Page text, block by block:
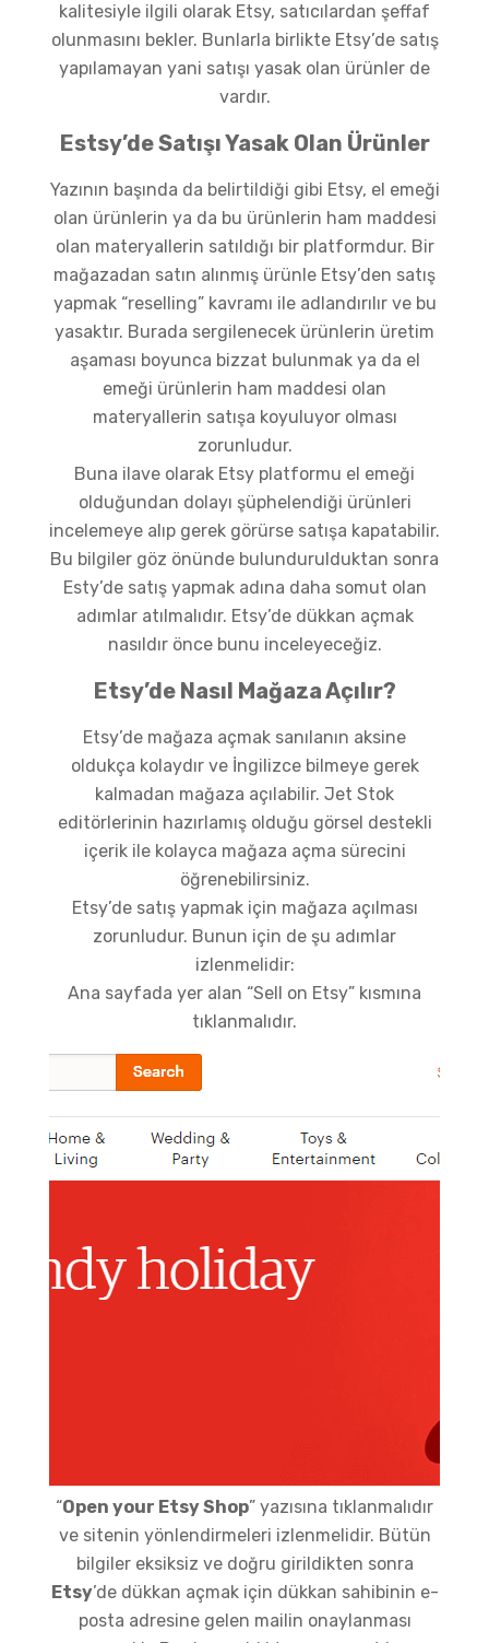
kalitesiyle ilgili olarak Etsy, satıcılardan şeffaf
olunmasını bekler. Bunlarla birlikte Etsy’de satış
yapılamayan yani satışı yasak olan ürünler de
vardır.
Estsy’de Satışı Yasak Olan Ürünler
Yazının başında da belirtildiği gibi Etsy, el emeği
olan ürünlerin ya da bu ürünlerin ham maddesi
olan materyallerin satıldığı bir platformdur. Bir
mağazadan satın alınmış ürünle Etsy’den satış
yapmak “reselling” kavramı ile adlandırılır ve bu
yasaktır. Burada sergilenecek ürünlerin üretim
aşaması boyunca bizzat bulunmak ya da el
emeği ürünlerin ham maddesi olan
materyallerin satışa koyuluyor olması
zorunludur.
Buna ilave olarak Etsy platformu el emeği
olduğundan dolayı şüphelendiği ürünleri
incelemeye alıp gerek görürse satışa kapatabilir.
Bu bilgiler göz önünde bulundurulduktan sonra
Esty’de satış yapmak adına daha somut olan
adımlar atılmalıdır. Etsy’de dükkan açmak
nasıldır önce bunu inceleyeceğiz.
Etsy’de Nasıl Mağaza Açılır?
Etsy’de mağaza açmak sanılanın aksine
oldukça kolaydır ve İngilizce bilmeye gerek
kalmadan mağaza açılabilir. Jet Stok
editörlerinin hazırlamış olduğu görsel destekli
içerik ile kolayca mağaza açma sürecini
öğrenebilirsiniz.
Etsy’de satış yapmak için mağaza açılması
zorunludur. Bunun için de şu adımlar
izlenmelidir:
Ana sayfada yer alan “Sell on Etsy” kısmına
tıklanmalıdır.
“Open your Etsy Shop” yazısına tıklanmalıdır
ve sitenin yönlendirmeleri izlenmelidir. Bütün
bilgiler eksiksiz ve doğru girildikten sonra
Etsy’de dükkan açmak için dükkan sahibinin e-
posta adresine gelen mailin onaylanması